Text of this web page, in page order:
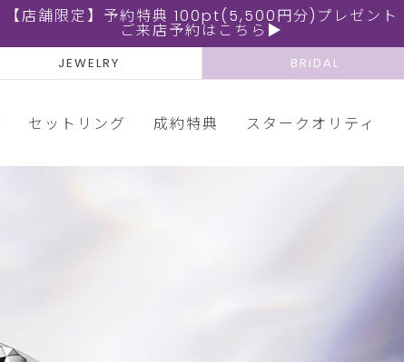
【店舗限定】予約特典 100pt(5,500円分)プレゼント
ご来店予約はこちら▶
JEWELRY BRIDAL
セットリング 成約特典 スタークオリティ